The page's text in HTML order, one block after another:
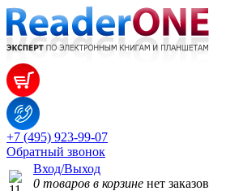
+7 (495) 923-99-07
Обратный звонок
Вход/Выход
0 товаров в корзине нет заказов